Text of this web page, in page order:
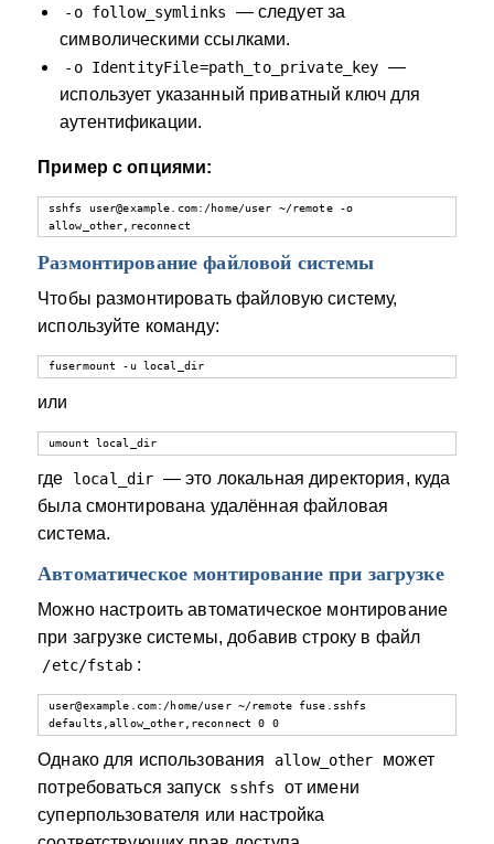
-o follow_symlinks
— следует за
символическими ссылками.
-o IdentityFile=path_to_private_key —
использует указанный приватный ключ для
аутентификации.
Пример с опциями:
sshfs user@example.com:/home/user ~/remote -o
allow_other,reconnect
Размонтирование файловой системы
Чтобы размонтировать файловую систему,
используйте команду:
fusermount -u local_dir
или
umount local_dir
где local_dir — это локальная директория, куда
была смонтирована удалённая файловая
система.
Автоматическое монтирование при загрузке
Можно настроить автоматическое монтирование
при загрузке системы, добавив строку в файл
/etc/fstab :
user@example.com:/home/user ~/remote fuse.sshfs
defaults,allow_other,reconnect 0 0
Однако для использования allow_other
может
потребоваться запуск sshfs
от имени
суперпользователя или настройка